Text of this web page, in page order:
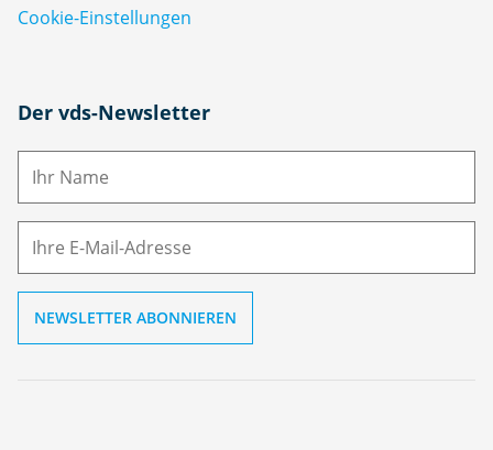
Cookie-Einstellungen
Der vds-Newsletter
N
M